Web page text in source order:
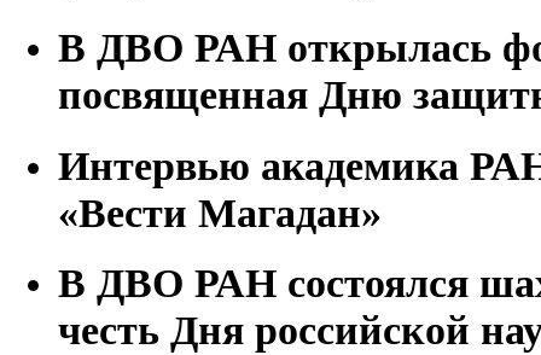
В ДВО РАН открылась
посвященная Дню
Интервью академика
«Вести Магадан»
В ДВО РАН состоялся
честь Дня российской